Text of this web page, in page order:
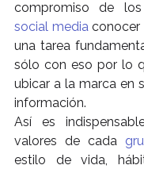
social media conocer
una tarea
sólo con eso por lo
ubicar a la marca en
información.
Así es
valores de cada
estilo de vida,